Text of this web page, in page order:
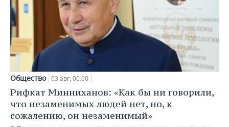
Общество 03 авг, 00:00
Рифкат Минниханов: «Как бы ни говорили,
что незаменимых людей нет, но, к
сожалению, он незаменимый»